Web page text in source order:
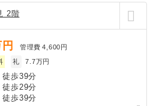
2階
管理費 4,600円
礼 7.7万円
徒歩39分
歩29分
歩39分